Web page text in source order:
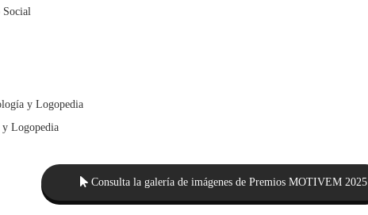
Social
y Logopedia
y Logopedia
Consulta la galería de imágenes de Premios MOTIVEM 2025